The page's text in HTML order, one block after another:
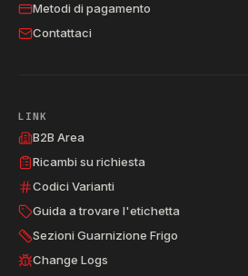
Metodi di pagamento
Contattaci
LINK
B2B Area
Ricambi su richiesta
Codici Varianti
Guida a trovare l'etichetta
Sezioni Guarnizione Frigo
Change Logs